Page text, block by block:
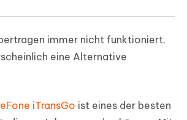
immer nicht funktioniert,
eine Alternative
iTransGo ist eines der besten